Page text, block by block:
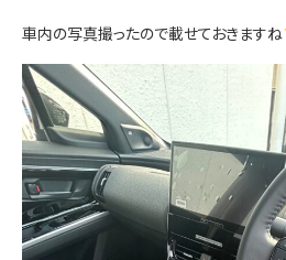
車内の写真撮ったので載せておきますね